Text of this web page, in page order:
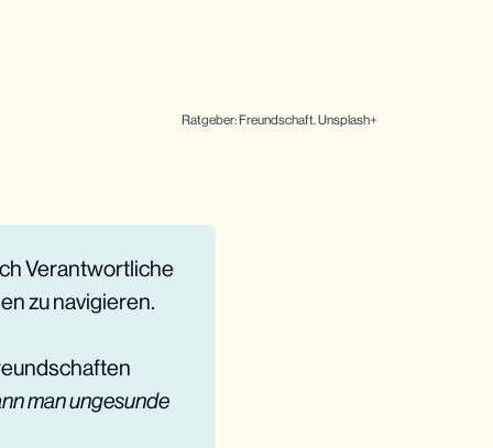
Ratgeber: Freundschaft. Unsplash+
Verantwortliche
zu navigieren.
man ungesunde